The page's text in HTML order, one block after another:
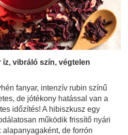
fanyar, intenzív rubin színű
de jótékony hatással van a
időzítés! A hibiszkusz egy
működik frissítő nyári
- ideális a hűvösebb
díszvirág - a szárított
értékes tulajdonságokkal
emberek szerte a világon
fel, milyen erős ez a